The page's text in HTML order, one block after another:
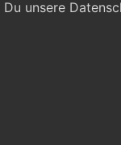
unsere